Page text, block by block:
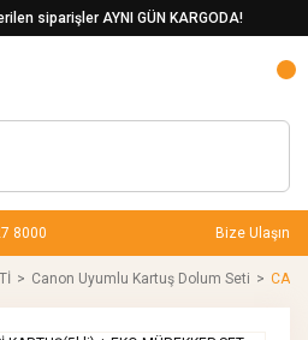
siparişler AYNI GÜN KARGODA!
8000 Bize Ulaşın
Canon Uyumlu Kartuş Dolum Seti